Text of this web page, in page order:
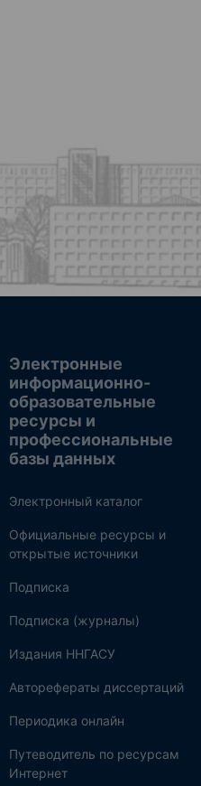
Электронные
информационно-
образовательные
ресурсы и
профессиональные
базы данных
Электронный каталог
Официальные ресурсы и
открытые источники
Подписка
Подписка (журналы)
Издания ННГАСУ
Авторефераты диссертаций
Периодика онлайн
Путеводитель по ресурсам
Интернет